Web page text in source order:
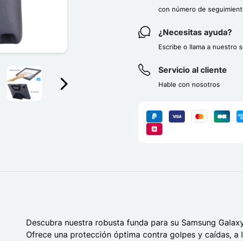
con número de
¿Necesitas ayuda?
Escribe o llama a nuestro
Servicio al cliente
Hable con nosotros
Descubra nuestra robusta funda para su Samsung
Ofrece una protección óptima contra golpes y caídas,